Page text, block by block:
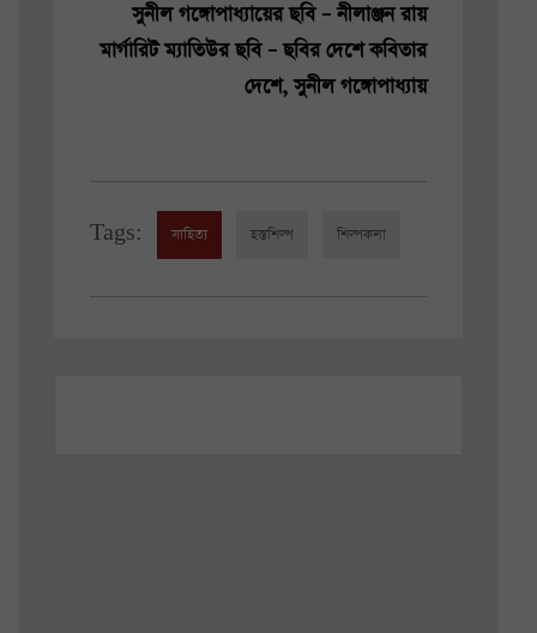
সুনীল গঙ্গোপাধ্যায়ের ছবি – নীলাঞ্জন রায়
মার্গারিট ম্যাতিউর ছবি – ছবির দেশে কবিতার
দেশে, সুনীল গঙ্গোপাধ্যায়
Tags: সাহিত্য হস্তশিল্প শিল্পকলা